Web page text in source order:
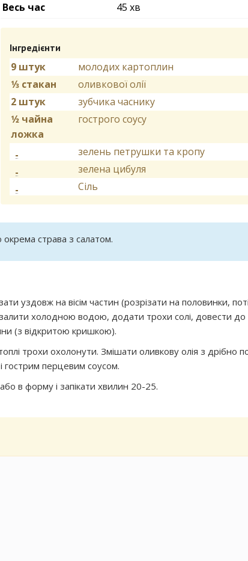
Весь час
45 хв
Інгредієнти
9 штук
молодих картоплин
1⁄3 стакан
оливкової олії
2 штук
зубчика часнику
1⁄2 чайна
ложка
гострого соусу
зелень петрушки та кропу
зелена цибуля
Сіль
страва з салатом.
уздовж на вісім частин (розрізати на половинки,
холодною водою, додати трохи солі, довести до
(з відкритою кришкою).
трохи охолонути. Змішати оливкову олія з дрібно
перцевим соусом.
в форму і запікати хвилин 20-25.